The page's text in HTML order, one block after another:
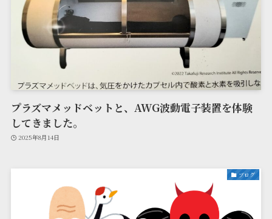
プラズマメッドベットと、AWG波動電子装置を体験
してきました。
2025年8月14日
ブログ